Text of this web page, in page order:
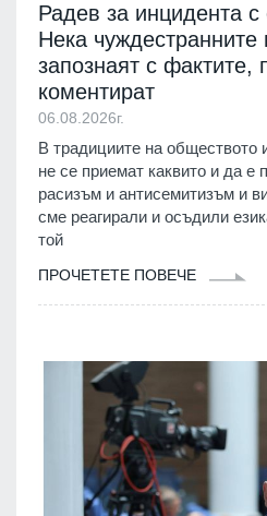
Радев за инцидента с
Нека чуждестранните
запознаят с фактите,
коментират
06.08.2026г.
В традициите на обществото
не се приемат каквито и да е
расизъм и антисемитизъм и
сме реагирали и осъдили
той
ПРОЧЕТЕТЕ ПОВЕЧЕ